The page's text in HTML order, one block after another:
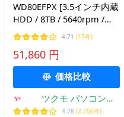
WD80EFPX [3.5インチ内蔵
HDD / 8TB / 5640rpm /
256MBキャッシュ / WD
Red Plusシリーズ / 国内正
規代理店品]
4.71 (17件)
51,860 円
価格比較
ツクモ パソコン
Yahoo!店
4.78 (2,706件)